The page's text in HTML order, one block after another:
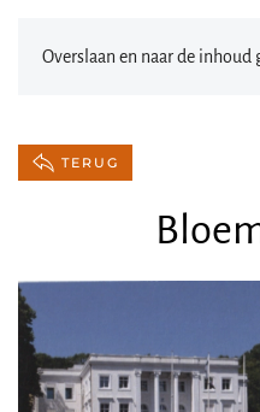
Overslaan en naar de inhoud
TERUG